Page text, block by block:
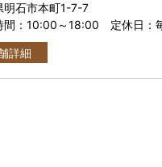
明石市本町1-7-7
間：10:00 ～18:00 定休日：
詳細